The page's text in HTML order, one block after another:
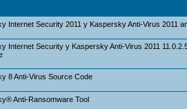
Internet Security 2011 y Kaspersky Anti-Virus 2011
Internet Security y Kaspersky Anti-Virus 2011
8 Anti-Virus Source Code
Anti-Ransomware Tool